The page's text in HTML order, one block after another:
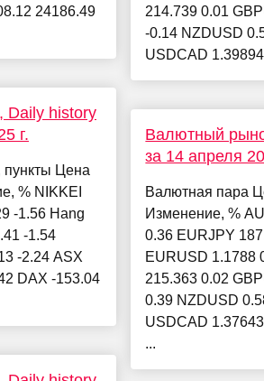
24186.49
Daily history
г.
пункты Цена
% NIKKEI
-1.56 Hang
-1.54
-2.24 ASX
DAX -153.04
214.739 0.01
-0.14 NZDUSD
USDCAD
Валютный
за 14 апреля
Валютная пара
Изменение, %
0.36 EURJPY
EURUSD 1.1788
215.363 0.02
0.39 NZDUSD
USDCAD
...